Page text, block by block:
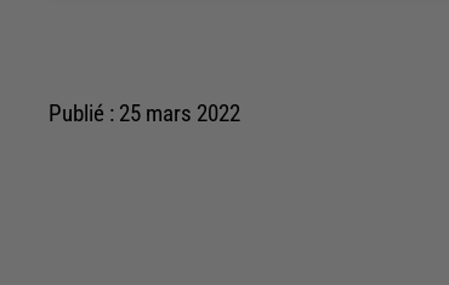
Publié : 25 mars 2022